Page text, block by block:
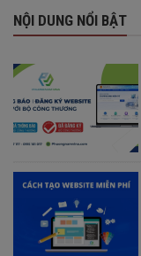
NỘI DUNG NỔI BẬT